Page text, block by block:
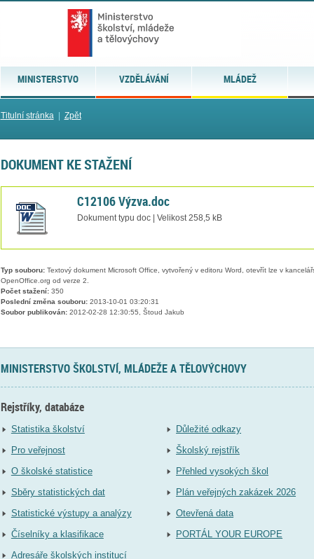
MINISTERSTVO VZDĚLÁVÁNÍ MLÁDEŽ
Titulní stránka| Zpět
DOKUMENT KE STAŽENÍ
C12106 Výzva.doc
Dokument typu doc | Velikost 258,5 kB
Typ souboru:Textový dokument Microsoft Office, vytvořený v editoru Word, otevřít lze v
OpenOffice.org od verze 2.
Počet stažení:350
Poslední změna souboru:2013-10-01 03:20:31
Soubor publikován:2012-02-28 12:30:55, Štoud Jakub
MINISTERSTVO ŠKOLSTVÍ, MLÁDEŽE A TĚLOVÝCHOVY
Rejstříky, databáze
Statistika školství
Pro veřejnost
O školské statistice
Sběry statistických dat
Statistické výstupy a analýzy
Číselníky a klasifikace
Adresáře školských institucí
Důležité odkazy
Školský rejstřík
Přehled vysokých škol
Plán veřejných zakázek 2026
Otevřená data
PORTÁL YOUR EUROPE